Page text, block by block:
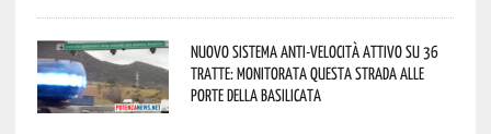
Nuovo sistema anti-velocità attivo su 36
tratte: monitorata questa strada alle
porte della Basilicata